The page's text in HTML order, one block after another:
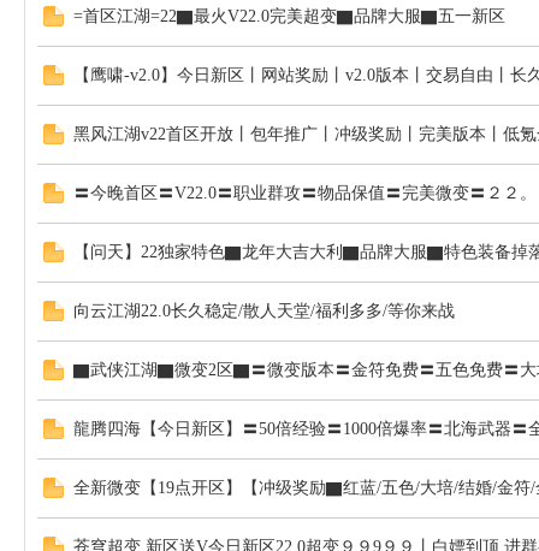
=首区江湖=22▇最火V22.0完美超变▇品牌大服▇五一新区
【鹰啸-v2.0】今日新区丨网站奖励丨v2.0版本丨交易自由丨长
黑风江湖v22首区开放丨包年推广丨冲级奖励丨完美版本丨低
〓今晚首区〓V22.0〓职业群攻〓物品保值〓完美微变〓２２
【问天】22独家特色▇龙年大吉大利▇品牌大服▇特色装备掉
向云江湖22.0长久稳定/散人天堂/福利多多/等你来战
▇武侠江湖▇微变2区▇〓微变版本〓金符免费〓五色免费〓大
龍腾四海【今日新区】〓50倍经验〓1000倍爆率〓北海武器〓
全新微变【19点开区】【冲级奖励▇红蓝/五色/大培/结婚/金
苍穹超变 新区送V今日新区22.0超变９９9９９丨白嫖到顶 进